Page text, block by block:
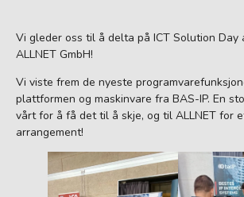
Vi gleder oss til å delta på ICT Solution Day
ALLNET GmbH!
Vi viste frem de nyeste
plattformen og maskinvare fra BAS-IP. En
vårt for å få det til å skje, og til ALLNET for
arrangement!